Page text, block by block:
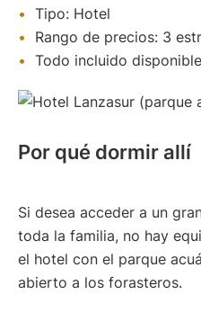
Tipo: Hotel
Rango de precios: 3
Todo incluido
Por qué dormir allí
Si desea acceder a un
toda la familia, no hay
el hotel con el parque
abierto a los forasteros.